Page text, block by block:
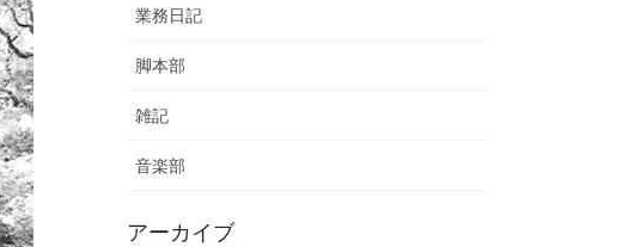
業務日記
脚本部
雑記
音楽部
アーカイブ